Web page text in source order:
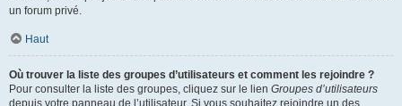
un forum privé.
Haut
Où trouver la liste des groupes d’utilisateurs et comment les rejoindre ?
Pour consulter la liste des groupes, cliquez sur le lien Groupes d’utilisateurs
depuis votre panneau de l’utilisateur. Si vous souhaitez rejoindre un des